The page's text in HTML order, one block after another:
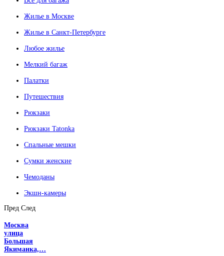
Жилье в Москве
Жилье в Санкт-Петербурге
Любое жилье
Мелкий багаж
Палатки
Путешествия
Рюкзаки
Рюкзаки Tatonka
Спальные мешки
Сумки женские
Чемоданы
Экшн-камеры
Пред След
Москва
улица
Большая
Якиманка,…